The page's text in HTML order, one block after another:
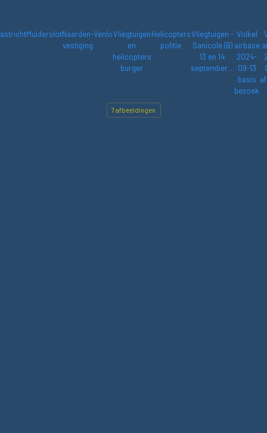
MuiderslotNaarden-
vestiging
VenloVliegtuigen
en
helicopters
burger
Helicopters
politie
Vliegtuigen -
Sanicole (B)
13 en 14
september…
Volkel
airbase
2024-
09-13
basis
bezoek
7 afbeeldingen